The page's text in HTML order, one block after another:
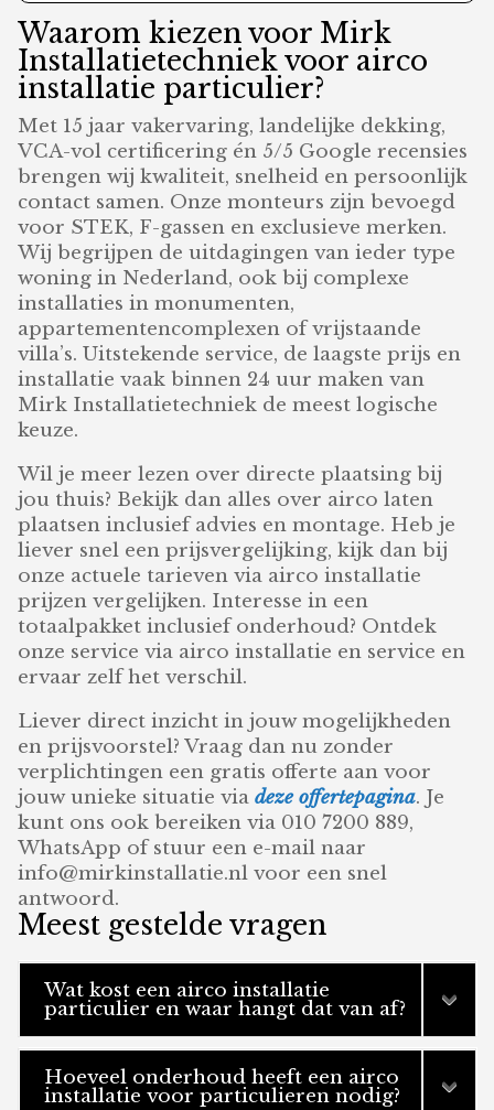
Waarom kiezen voor Mirk
Installatietechniek voor airco
installatie particulier?
Met 15 jaar vakervaring, landelijke dekking,
VCA-vol certificering én 5/5 Google recensies
brengen wij kwaliteit, snelheid en persoonlijk
contact samen. Onze monteurs zijn bevoegd
voor STEK, F-gassen en exclusieve merken.
Wij begrijpen de uitdagingen van ieder type
woning in Nederland, ook bij complexe
installaties in monumenten,
appartementencomplexen of vrijstaande
villa’s. Uitstekende service, de laagste prijs en
installatie vaak binnen 24 uur maken van
Mirk Installatietechniek de meest logische
keuze.
Wil je meer lezen over directe plaatsing bij
jou thuis? Bekijk dan alles over airco laten
plaatsen inclusief advies en montage. Heb je
liever snel een prijsvergelijking, kijk dan bij
onze actuele tarieven via airco installatie
prijzen vergelijken. Interesse in een
totaalpakket inclusief onderhoud? Ontdek
onze service via airco installatie en service en
ervaar zelf het verschil.
Liever direct inzicht in jouw mogelijkheden
en prijsvoorstel? Vraag dan nu zonder
verplichtingen een gratis offerte aan voor
jouw unieke situatie viadeze offertepagina. Je
kunt ons ook bereiken via 010 7200 889,
WhatsApp of stuur een e-mail naar
info@mirkinstallatie.nl voor een snel
antwoord.
Meest gestelde vragen
Wat kost een airco installatie
particulier en waar hangt dat van af?
Hoeveel onderhoud heeft een airco
installatie voor particulieren nodig?